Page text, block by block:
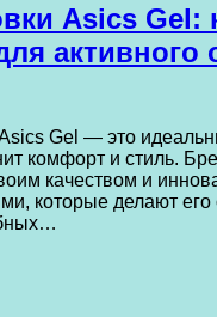
Asics Gel:
активного
Gel — это
комфорт и стиль.
качеством и
которые делают его